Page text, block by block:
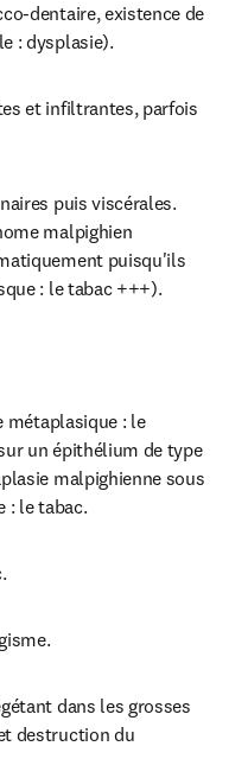
dentaire, existence de
: dysplasie).
et infiltrantes, parfois
puis viscérales.
malpighien
puisqu'ils
: le tabac +++).
métaplasique : le
un épithélium de type
malpighienne sous
: le tabac.
dans les grosses
destruction du